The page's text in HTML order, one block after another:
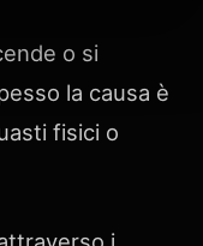
o si
la causa è
fisici o
i